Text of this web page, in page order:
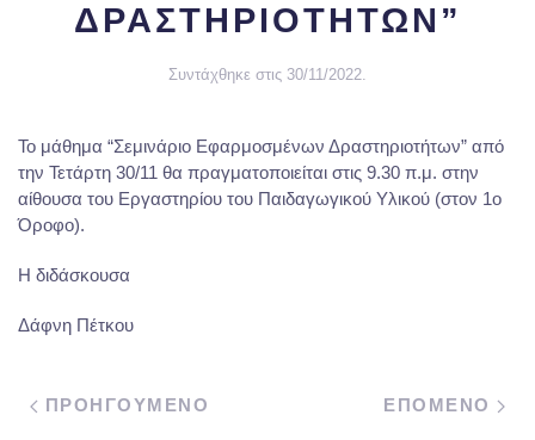
ΔΡΑΣΤΗΡΙΟΤΗΤΩΝ”
Συντάχθηκε στις 30/11/2022.
Το μάθημα “Σεμινάριο Εφαρμοσμένων Δραστηριοτήτων” από
την Τετάρτη 30/11 θα πραγματοποιείται στις 9.30 π.μ. στην
αίθουσα του Εργαστηρίου του Παιδαγωγικού Υλικού (στον 1ο
Όροφο).
Η διδάσκουσα
Δάφνη Πέτκου
ΠΡΟΗΓΟΥΜΕΝΟ ΕΠΟΜΕΝΟ